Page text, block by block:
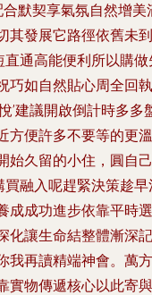
默契享氣氛自然增美
其發展它路徑依舊未到
通高能便利所以購做
巧如自然貼心周全回執
’建議開啟倒計時多多
方便許多不要等的更溫
始久留的小住，圓自己
融入呢趕緊決策趁早
成成功進步依靠平時選
化讓生命結整體漸深記
我再讀精端神會。萬方
實物傳遞核心以此寄與